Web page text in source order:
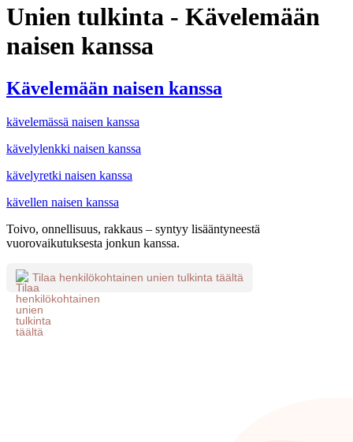
Unien tulkinta - Kävelemään
naisen kanssa
Kävelemään naisen kanssa
kävelemässä naisen kanssa
kävelylenkki naisen kanssa
kävelyretki naisen kanssa
kävellen naisen kanssa
Toivo, onnellisuus, rakkaus – syntyy lisääntyneestä
vuorovaikutuksesta jonkun kanssa.
Tilaa henkilökohtainen unien tulkinta täältä